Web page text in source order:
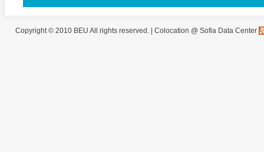
Copyright © 2010 BEU All rights reserved. | Colocation @ Sofia Data Center